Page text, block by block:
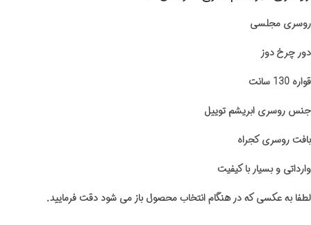
روسری مجلسی
دور چرخ دوز
قواره 130 سانت
جنس روسری ابریشم توییل
بافت روسری کجراه
وارداتی و بسیار با کیفیت
لطفا به عکسی که در هنگام انتخاب محصول باز می شود دقت فرمایید.